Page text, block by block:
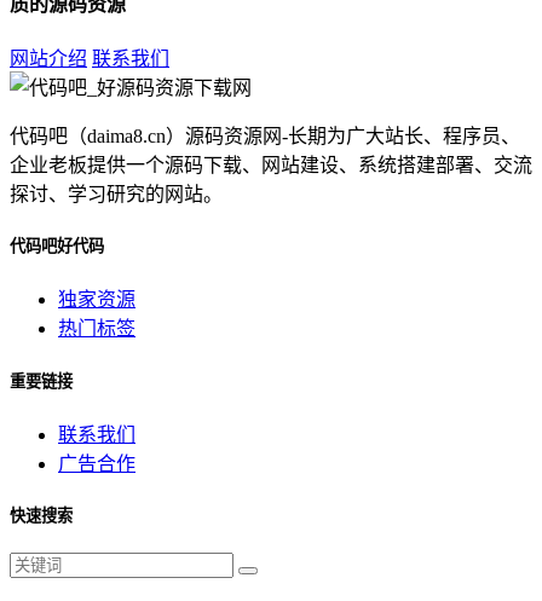
网站介绍 联系我们
代码吧（daima8.cn）源码资源网-长期为广大站长、程序员、
企业老板提供一个源码下载、网站建设、系统搭建部署、交流
探讨、学习研究的网站。
代码吧好代码
独家资源
热门标签
重要链接
联系我们
广告合作
快速搜索